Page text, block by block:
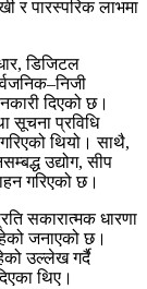
र पारस्परिक लाभमा
डिजिटल
दिएको छ।
सूचना प्रविधि
थियो। साथै,
उद्योग, सीप
गरिएको छ।
सकारात्मक धारणा
जनाएको छ।
उल्लेख गर्दै
थिए।